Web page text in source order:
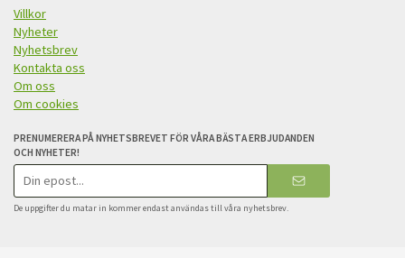
Villkor
Nyheter
Nyhetsbrev
Kontakta oss
Om oss
Om cookies
PRENUMERERA PÅ NYHETSBREVET FÖR VÅRA BÄSTA ERBJUDANDEN
OCH NYHETER!
E-
postadress
De uppgifter du matar in kommer endast användas till våra nyhetsbrev.